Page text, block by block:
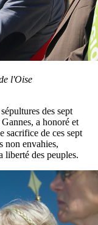
de Gannes
l'Oise
des sept
a honoré et
sacrifice de ces sept
non envahies,
liberté des peuples.